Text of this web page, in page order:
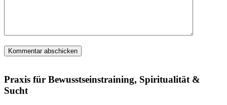
Praxis für Bewusstseinstraining, Spiritualität &
Sucht